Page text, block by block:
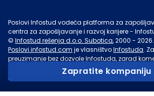
Zapratite kompaniju
Poslovi Infostud vodeća platforma za
centra za zapošljavanje i razvoj karijere -
© Infostud rešenja d.o.o. Subotica, 2000 - 2026
Poslovi.infostud.com je vlasništvoInfostuda.
preuzimanje bez dozvoleInfostuda, zarad
u druge svrhe, osim za lične potrebe posetilaca